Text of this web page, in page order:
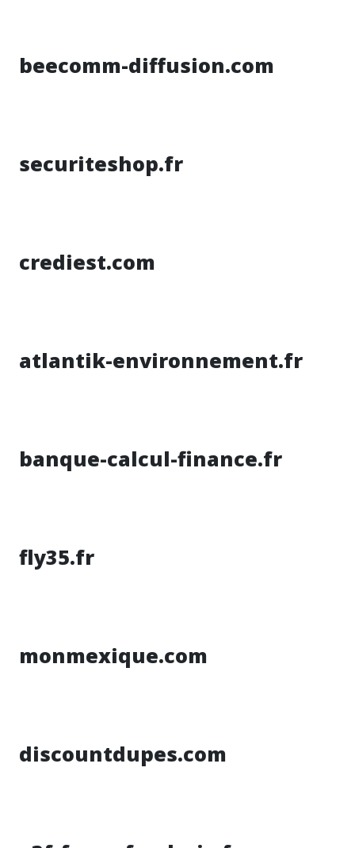
beecomm-diffusion.com
securiteshop.fr
crediest.com
atlantik-environnement.fr
banque-calcul-finance.fr
fly35.fr
monmexique.com
discountdupes.com